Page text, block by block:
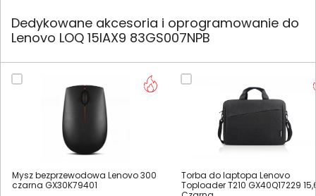
Dedykowane akcesoria i oprogramowanie do
Lenovo LOQ 15IAX9 83GS007NPB
Mysz bezprzewodowa Lenovo 300
czarna GX30K79401
Torba do laptopa Lenovo
Toploader T210 GX40Q17229